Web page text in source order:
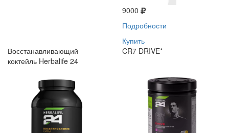
9000
Подробности
Купить
Восстанавливающий
коктейль Herbalife 24
CR7 DRIVE*